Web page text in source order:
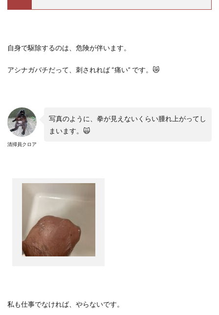
自身で駆除するのは、危険が伴います。
アシナガバチだって、刺されれば“痛い” です。 😿
清掃員クロア
写真のように、拳が見えないくらい腫れ上がってし
まいます。🙀
私も仕事でなければ、やらないです。